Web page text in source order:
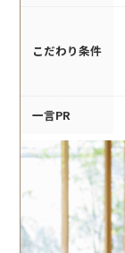
こだわり条件
一言PR